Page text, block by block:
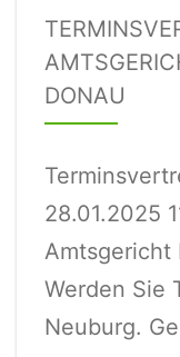
DONAU
28.01.2025
Amtsgericht
Werden Sie
Neuburg.